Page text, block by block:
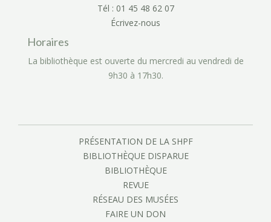
Tél : 01 45 48 62 07
Écrivez-nous
Horaires
La bibliothèque est ouverte du mercredi au vendredi de
9h30 à 17h30.
PRÉSENTATION DE LA SHPF
BIBLIOTHÈQUE DISPARUE
BIBLIOTHÈQUE
REVUE
RÉSEAU DES MUSÉES
FAIRE UN DON